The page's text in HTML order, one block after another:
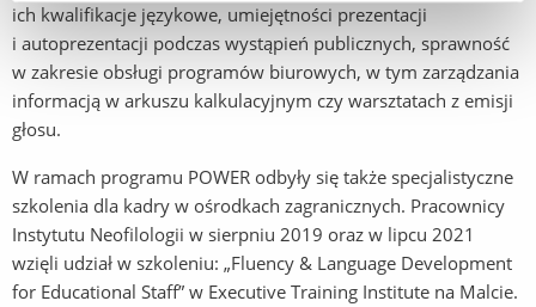
ich kwalifikacje językowe, umiejętności prezentacji
i autoprezentacji podczas wystąpień publicznych, sprawność
w zakresie obsługi programów biurowych, w tym zarządzania
informacją w arkuszu kalkulacyjnym czy warsztatach z emisji
głosu.
W ramach programu POWER odbyły się także specjalistyczne
szkolenia dla kadry w ośrodkach zagranicznych. Pracownicy
Instytutu Neofilologii w sierpniu 2019 oraz w lipcu 2021
wzięli udział w szkoleniu: „Fluency & Language Development
for Educational Staff” w Executive Training Institute na Malcie.